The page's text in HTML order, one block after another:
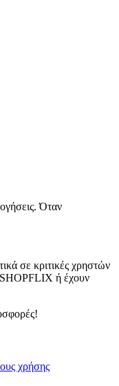
κοινοποιούμε
χρήση της
Όταν
σε κριτικές χρηστών
ή έχουν
χρήσης